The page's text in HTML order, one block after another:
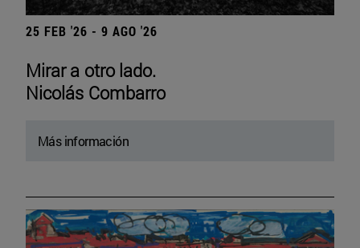
25 FEB '26 - 9 AGO '26
Mirar a otro lado.
Nicolás Combarro
Más información